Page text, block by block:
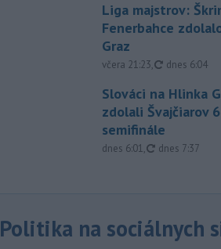
Liga majstrov:
Fenerbahce
Graz
včera 21:23, aktualizované
dnes 6:04
Slováci na Hlinka
zdolali Švajčiarov
semifinále
dnes 6:01, aktualizované
dnes 7:37
Politika na sociálnych